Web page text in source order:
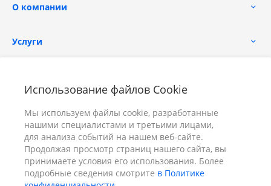
Использование файлов Cookie
Мы используем файлы cookie, разработанные
нашими специалистами и третьими лицами,
для анализа событий на нашем веб-сайте.
Продолжая просмотр страниц нашего сайта, вы
принимаете условия его использования. Более
подробные сведения смотрите в Политике
О компании
Услуги
+7 (391) 298-00-11 Заказать звонок